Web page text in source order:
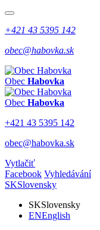
+421 43 5395 142
obec@habovka.sk
Obec Habovka
Obec Habovka
+421 43 5395 142
obec@habovka.sk
Vytlačiť
Facebook Vyhledávání
SKSlovensky
SKSlovensky
ENEnglish